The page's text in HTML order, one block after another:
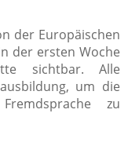
der Europäischen
der ersten Woche
sichtbar. Alle
um die
zu